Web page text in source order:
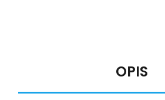
OPIS